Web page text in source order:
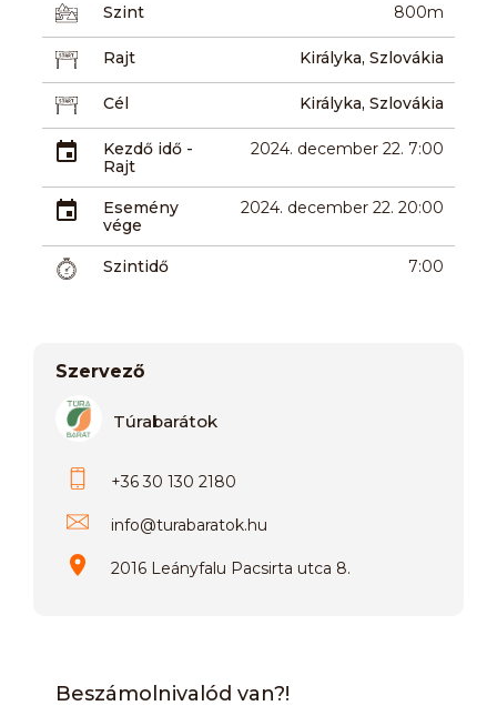
Szint 800m
Rajt Királyka, Szlovákia
Cél Királyka, Szlovákia
Kezdő idő -
Rajt
2024. december 22. 7:00
Esemény
vége
2024. december 22. 20:00
Szintidő 7:00
Szervező
Túrabarátok
+36 30 130 2180
info@turabaratok.hu
2016 Leányfalu Pacsirta utca 8.
Beszámolnivalód van?!